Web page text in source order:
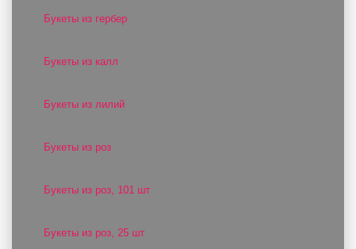
Букеты из гербер
Букеты из калл
Букеты из лилий
Букеты из роз
Букеты из роз, 101 шт
Букеты из роз, 25 шт